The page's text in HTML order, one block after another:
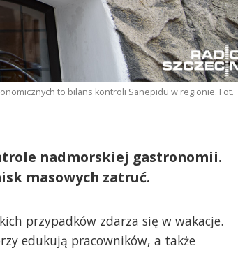
to bilans kontroli Sanepidu w regionie. Fot.
nadmorskiej gastronomii.
masowych zatruć.
przypadków zdarza się w wakacje.
edukują pracowników, a także